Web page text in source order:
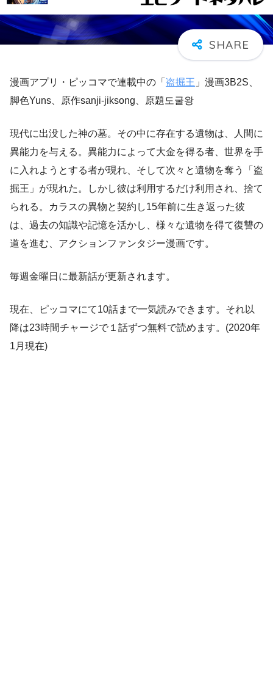
漫画アプリ・ピッコマで連載中の「 盗掘王 」漫画3B2S、
脚色Yuns、原作sanji-jiksong、原題도굴왕
現代に出没した神の墓。その中に存在する遺物は、人間に
異能力を与える。異能力によって大金を得る者、世界を手
に入れようとする者が現れ、そして次々と遺物を奪う「盗
掘王」が現れた。しかし彼は利用するだけ利用され、捨て
られる。カラスの異物と契約し15年前に生き返った彼
は、過去の知識や記憶を活かし、様々な遺物を得て復讐の
道を進む、アクションファンタジー漫画です。
毎週金曜日に最新話が更新されます。
現在、ピッコマにて10話まで一気読みできます。それ以
降は23時間チャージで１話ずつ無料で読めます。(2020年
1月現在)